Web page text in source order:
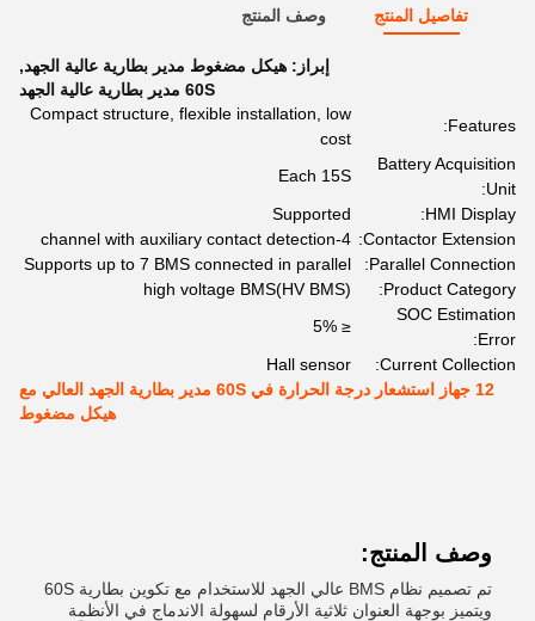
تفاصيل المنتج وصف المنتج
إبراز: هيكل مضغوط مدير بطارية عالية الجهد,
60S مدير بطارية عالية الجهد
Features:
Compact structure, flexible installation, low
cost
Battery Acquisition
Unit:
Each 15S
HMI Display:
Supported
Contactor Extension:
4-channel with auxiliary contact detection
Parallel Connection:
Supports up to 7 BMS connected in parallel
Product Category:
high voltage BMS(HV BMS)
SOC Estimation
Error:
≤ 5%
Current Collection:
Hall sensor
12 جهاز استشعار درجة الحرارة في 60S مدير بطارية الجهد العالي مع
هيكل مضغوط
وصف المنتج:
تم تصميم نظام BMS عالي الجهد للاستخدام مع تكوين بطارية 60S
ويتميز بوجهة العنوان ثلاثية الأرقام لسهولة الاندماج في الأنظمة